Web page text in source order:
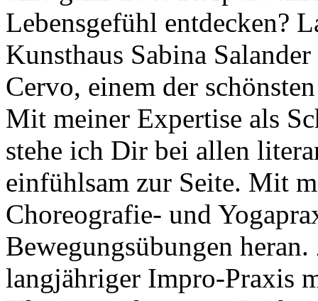
Lebensgefühl entdecken?
Kunsthaus Sabina
Cervo, einem der
Mit meiner Expertise als
stehe ich Dir bei allen
einfühlsam zur Seite. Mit
Choreografie- und
Bewegungsübungen
langjähriger Impro-Praxis